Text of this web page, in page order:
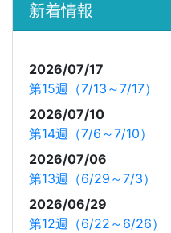
新着情報
2026/07/17
第15週（7/13～7/17）
2026/07/10
第14週（7/6～7/10）
2026/07/06
第13週（6/29～7/3）
2026/06/29
第12週（6/22～6/26）